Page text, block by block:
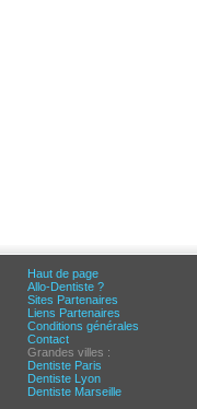
Haut de page
Allo-Dentiste ?
Sites Partenaires
Liens Partenaires
Conditions générales
Contact
Grandes villes :
Dentiste Paris
Dentiste Lyon
Dentiste Marseille